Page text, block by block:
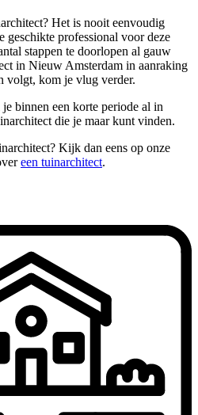
Het is nooit eenvoudig
geschikte professional voor deze
stappen te doorlopen al gauw
in Nieuw Amsterdam in aanraking
volgt, kom je vlug verder.
binnen een korte periode al in
die je maar kunt vinden.
Kijk dan eens op onze
een tuinarchitect.